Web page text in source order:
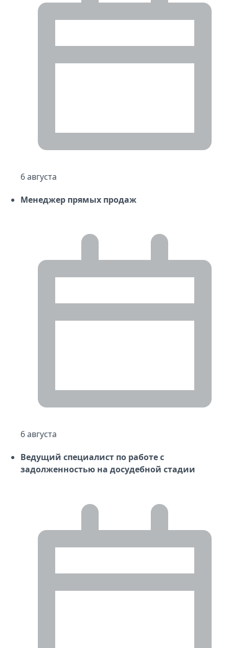
6 августа
Менеджер прямых продаж
6 августа
Ведущий специалист по работе с
задолженностью на досудебной стадии